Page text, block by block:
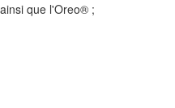
que l'Oreo® ;